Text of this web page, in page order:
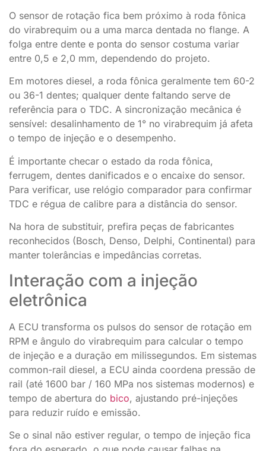
O sensor de rotação fica bem próximo à roda fônica
do virabrequim ou a uma marca dentada no flange. A
folga entre dente e ponta do sensor costuma variar
entre 0,5 e 2,0 mm, dependendo do projeto.
Em motores diesel, a roda fônica geralmente tem 60-2
ou 36-1 dentes; qualquer dente faltando serve de
referência para o TDC. A sincronização mecânica é
sensível: desalinhamento de 1° no virabrequim já afeta
o tempo de injeção e o desempenho.
É importante checar o estado da roda fônica,
ferrugem, dentes danificados e o encaixe do sensor.
Para verificar, use relógio comparador para confirmar
TDC e régua de calibre para a distância do sensor.
Na hora de substituir, prefira peças de fabricantes
reconhecidos (Bosch, Denso, Delphi, Continental) para
manter tolerâncias e impedâncias corretas.
Interação com a injeção
eletrônica
A ECU transforma os pulsos do sensor de rotação em
RPM e ângulo do virabrequim para calcular o tempo
de injeção e a duração em milissegundos. Em sistemas
common-rail diesel, a ECU ainda coordena pressão de
rail (até 1600 bar / 160 MPa nos sistemas modernos) e
tempo de abertura do bico, ajustando pré-injeções
para reduzir ruído e emissão.
Se o sinal não estiver regular, o tempo de injeção fica